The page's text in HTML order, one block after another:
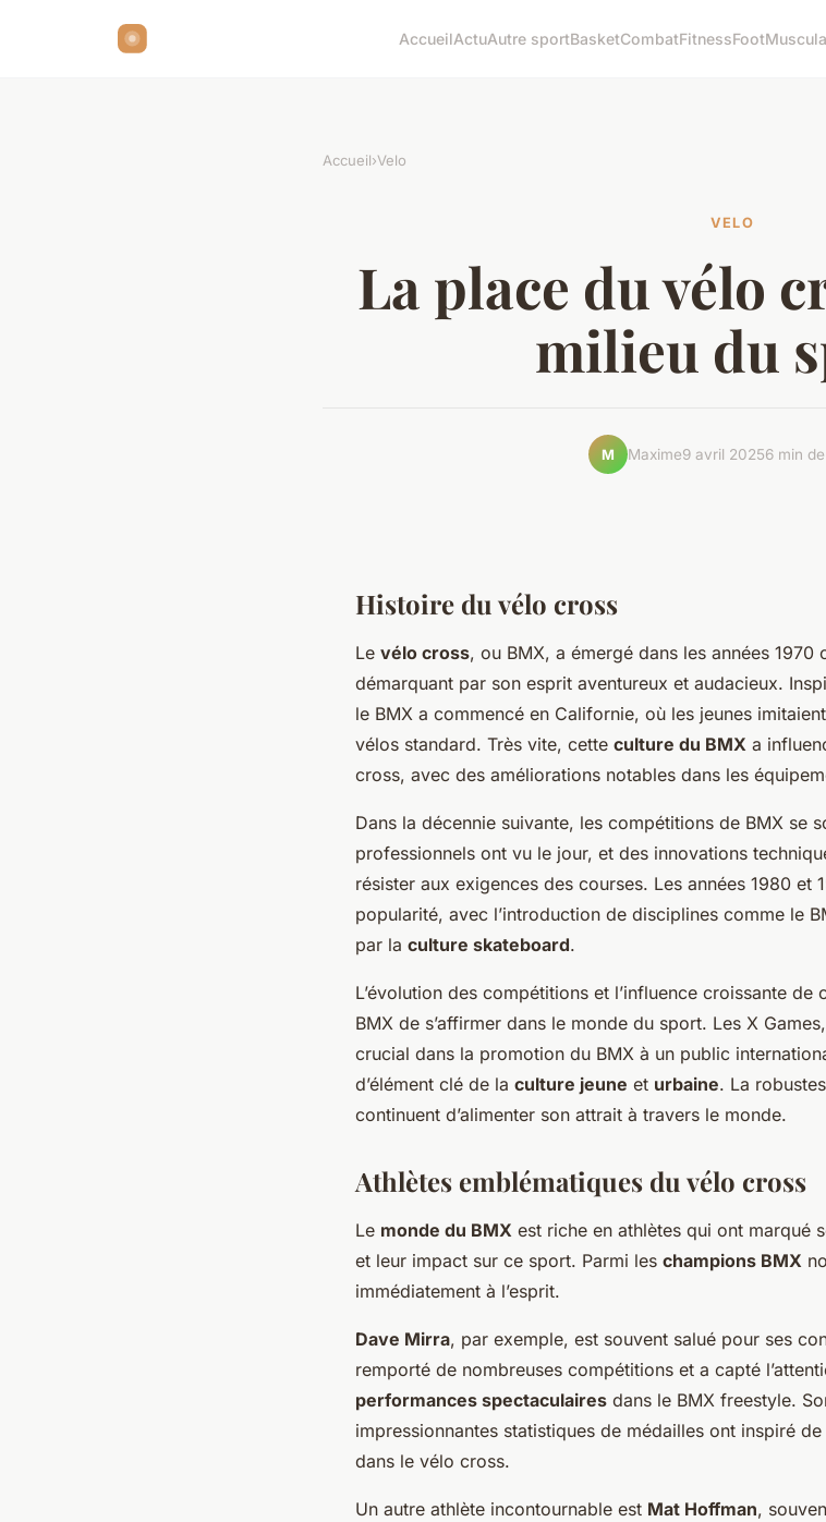
AccueilActuAutre sportBasketCombatFitnessFoot
Accueil›Velo
VELO
La place du vélo
milieu du
M Maxime9 avril 20256 min
Histoire du vélo cross
Le vélo cross, ou BMX, a émergé dans les années
démarquant par son esprit aventureux et audacieux.
le BMX a commencé en Californie, où les jeunes
vélos standard. Très vite, cette culture du BMX a
cross, avec des améliorations notables dans les
Dans la décennie suivante, les compétitions de BMX se
professionnels ont vu le jour, et des innovations
résister aux exigences des courses. Les années 1980 et
popularité, avec l’introduction de disciplines comme le
par la culture skateboard.
L’évolution des compétitions et l’influence croissante
BMX de s’affirmer dans le monde du sport. Les X
crucial dans la promotion du BMX à un public
d’élément clé de la culture jeune et urbaine. La
continuent d’alimenter son attrait à travers le monde.
Athlètes emblématiques du vélo cross
Le monde du BMX est riche en athlètes qui ont marqué
et leur impact sur ce sport. Parmi les champions BMX
immédiatement à l’esprit.
Dave Mirra, par exemple, est souvent salué pour ses
remporté de nombreuses compétitions et a capté
performances spectaculaires dans le BMX freestyle.
impressionnantes statistiques de médailles ont inspiré
dans le vélo cross.
Un autre athlète incontournable est Mat Hoffman,